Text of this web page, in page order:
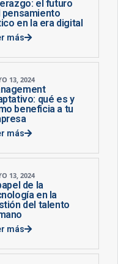
el futuro
pensamiento
en la era digital
más
13, 2024
qué es y
beneficia a tu
más
13, 2024
de la
en la
del talento
más